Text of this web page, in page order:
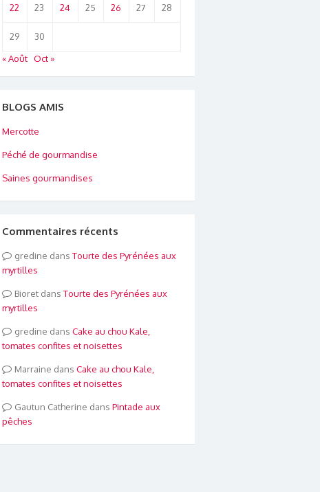
22 23 24 25 26 27 28
29
30
« Août Oct »
BLOGS AMIS
Mercotte
Péché de gourmandise
Saines gourmandises
Commentaires récents
gredine dans Tourte des Pyrénées aux
myrtilles
Bioretdans Tourte des Pyrénées aux
myrtilles
gredine dans Cake au chou Kale,
tomates confites et noisettes
Marraine dans Cake au chou Kale,
tomates confites et noisettes
Gautun Catherine dans Pintade aux
pêches